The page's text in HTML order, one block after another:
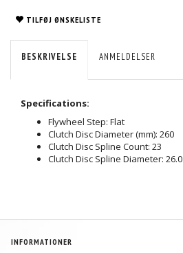
TILFØJ ØNSKELISTE
BESKRIVELSE ANMELDELSER
Specifications:
Flywheel Step: Flat
Clutch Disc Diameter (mm): 260
Clutch Disc Spline Count: 23
Clutch Disc Spline Diameter: 26.0
INFORMATIONER